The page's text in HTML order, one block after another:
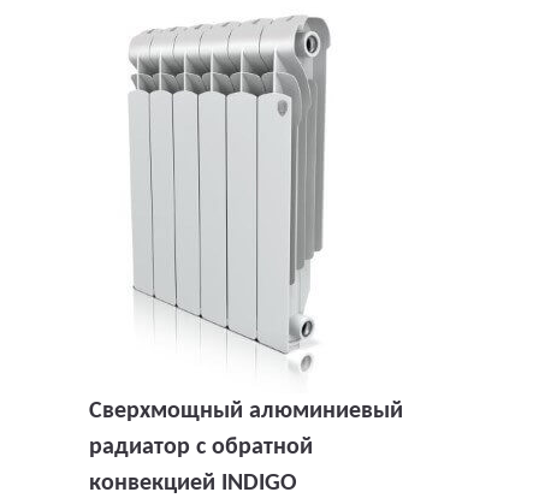
Сверхмощный алюминиевый
радиатор с обратной
конвекцией INDIGO